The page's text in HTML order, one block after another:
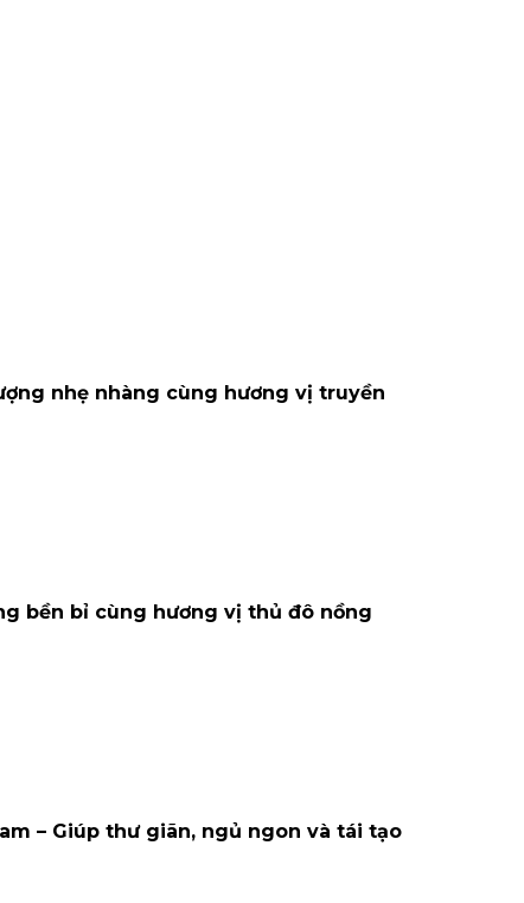
nhẹ nhàng cùng hương vị truyền
bền bỉ cùng hương vị thủ đô nồng
– Giúp thư giãn, ngủ ngon và tái tạo